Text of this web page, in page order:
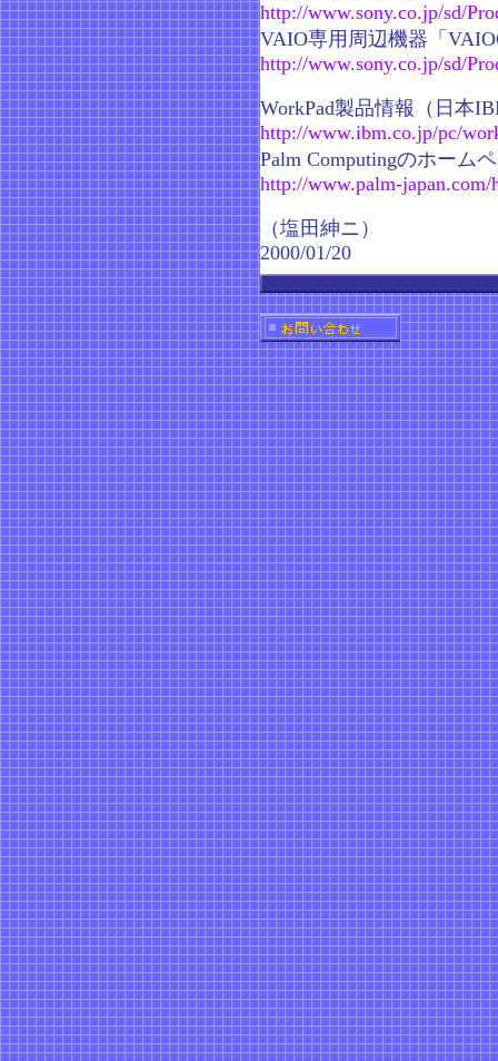
http://www.sony.co.jp/sd/
VAIO専用周辺機器「
http://www.sony.co.jp/sd/
WorkPad製品情報（日本
http://www.ibm.co.jp/pc/
Palm Computingのホーム
http://www.palm-japan.com/
（塩田紳ニ）
2000/01/20